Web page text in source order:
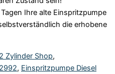
Ihre alte Einspritzpumpe
die erhobene
2 Zylinder Shop,
, Einspritzpumpe Diesel